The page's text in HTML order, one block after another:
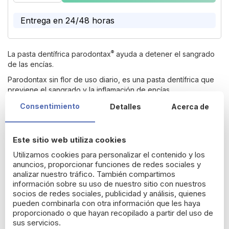
the
galleryEntrega en 24/48 horas
La pasta dentífrica parodontax® ayuda a detener el sangrado
de las encías.
Parodontax sin flor de uso diario, es una pasta dentífrica que
previene el sangrado y la inflamación de encías.
Detalles del producto
El sangrado de las encías es uno de los primeros síntomas de
la enfermedad gingival. Si no se trata, esta afección podría
terminar provocando la pérdida de dientes. Cepillarse los
dientes con la pasta dentífrica sin flúor parodontax® ayuda a
eliminar eficazmente la placa y a detener el sangrado de las
encías.
Consentimiento Detalles Acerca de
Este sitio web utiliza cookies
Utilizamos cookies para personalizar el contenido y los
anuncios, proporcionar funciones de redes sociales y
analizar nuestro tráfico. También compartimos
información sobre su uso de nuestro sitio con nuestros
socios de redes sociales, publicidad y análisis, quienes
pueden combinarla con otra información que les haya
proporcionado o que hayan recopilado a partir del uso de
sus servicios.